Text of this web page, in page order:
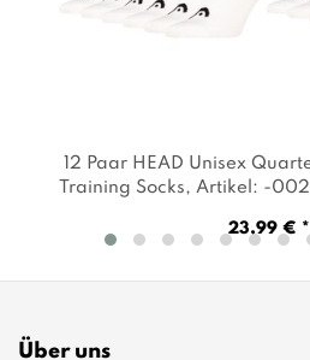
12 Paar HEAD Unisex
Training Socks , Artikel: -
23,99 € *
Über uns